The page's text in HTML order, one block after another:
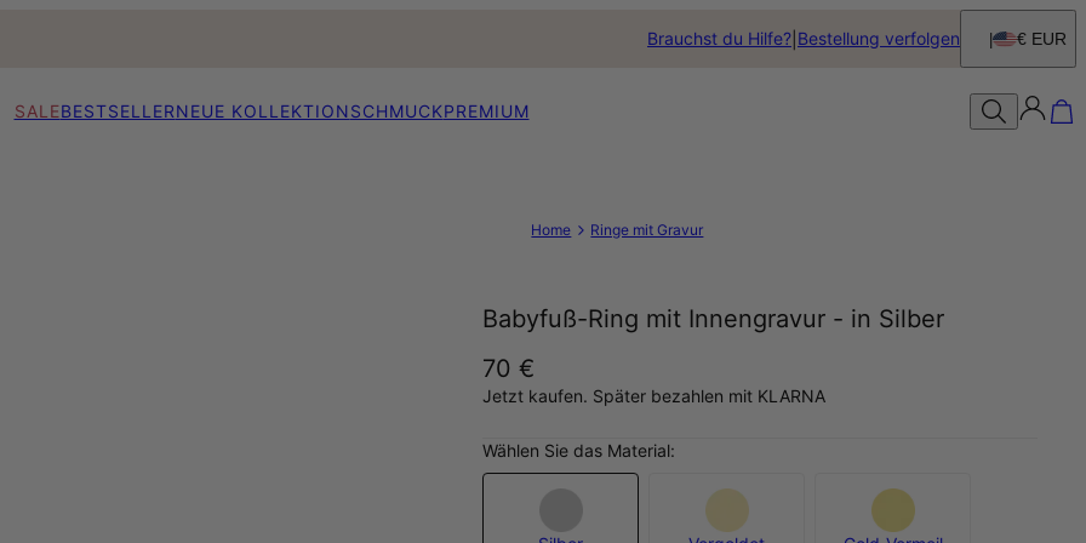
Brauchst du Hilfe? Bestellung verfolgen € EUR
SALEBESTSELLERNEUE KOLLEKTIONSCHMUCKPREMIUM
Home Ringe mit Gravur
Babyfuß-Ring mit Innengravur - in Silber
70 €
Jetzt kaufen. Später bezahlen mit KLARNA
Wählen Sie das Material: